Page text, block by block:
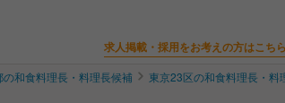
求人掲載・採用をお考えの方はこちら
の和食料理長・料理長候補 東京23区の和食料理長・料